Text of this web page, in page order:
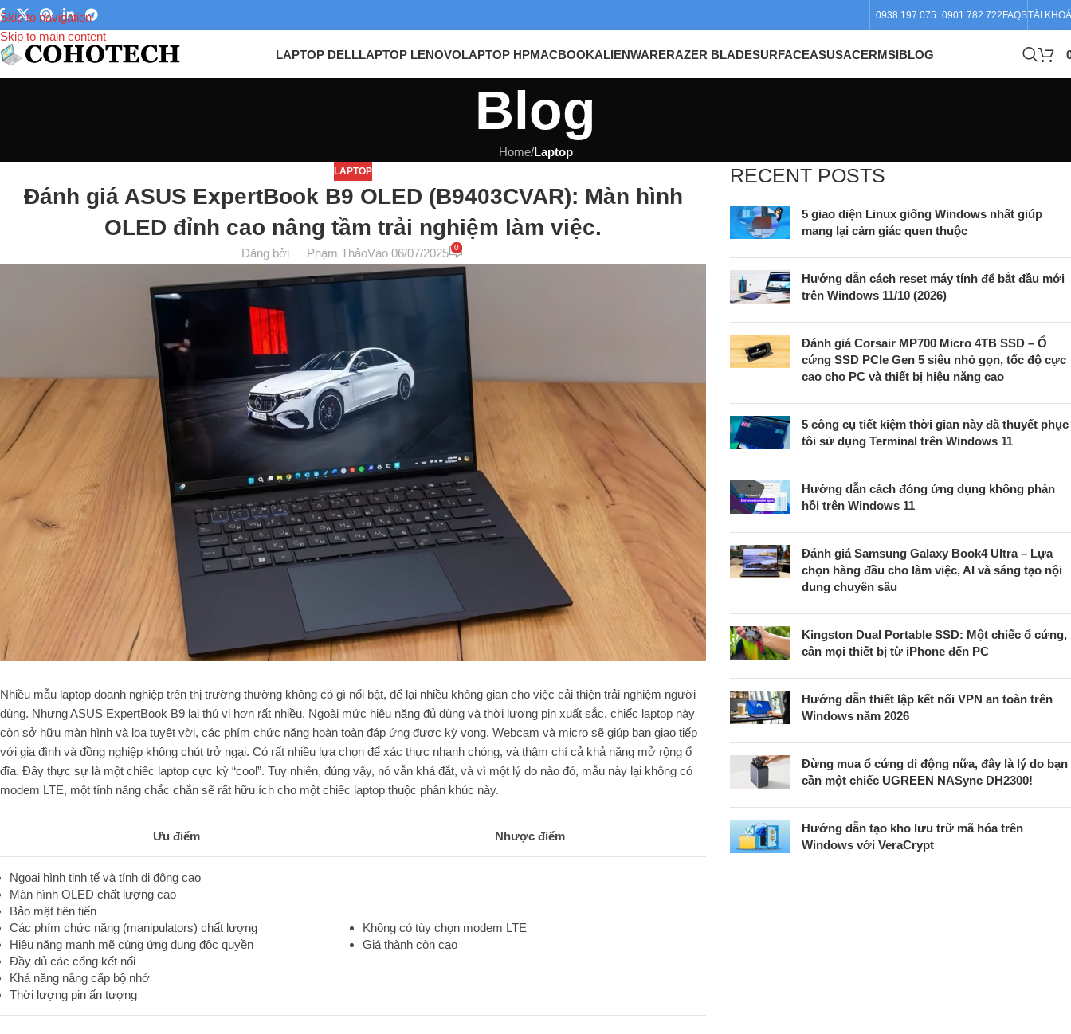
Skip to navigation
Skip to main content
0938 197 075 0901 782 722 FAQSTÀI
LAPTOP DELLLAPTOP LENOVOLAPTOP HPMACBOOKALIENWARERAZER BLADESURFACEASUSACERMSIBLOG
Blog
Home/Laptop
LAPTOP
Đánh giá ASUS ExpertBook B9 OLED (B9403CVAR): Màn hình
OLED đỉnh cao nâng tầm trải nghiệm làm việc.
Đăng bởi Phạm ThảoVào 06/07/2025 0
Nhiều mẫu laptop doanh nghiệp trên thị trường thường không có gì nổi bật, để lại nhiều không gian cho việc cải thiện trải nghiệm người
dùng. Nhưng ASUS ExpertBook B9 lại thú vị hơn rất nhiều. Ngoài mức hiệu năng đủ dùng và thời lượng pin xuất sắc, chiếc laptop này
còn sở hữu màn hình và loa tuyệt vời, các phím chức năng hoàn toàn đáp ứng được kỳ vọng. Webcam và micro sẽ giúp bạn giao tiếp
với gia đình và đồng nghiệp không chút trở ngại. Có rất nhiều lựa chọn để xác thực nhanh chóng, và thậm chí cả khả năng mở rộng ổ
đĩa. Đây thực sự là một chiếc laptop cực kỳ “cool”. Tuy nhiên, đúng vậy, nó vẫn khá đắt, và vì một lý do nào đó, mẫu này lại không có
modem LTE, một tính năng chắc chắn sẽ rất hữu ích cho một chiếc laptop thuộc phân khúc này.
Ưu điểm Nhược điểm
Ngoại hình tinh tế và tính di động cao
Màn hình OLED chất lượng cao
Bảo mật tiên tiến
Các phím chức năng (manipulators) chất lượng
Hiệu năng mạnh mẽ cùng ứng dụng độc quyền
Đầy đủ các cổng kết nối
Khả năng nâng cấp bộ nhớ
Thời lượng pin ấn tượng
Không có tùy chọn modem LTE
Giá thành còn cao
RECENT POSTS
5 giao diện Linux giống Windows nhất giúp
mang lại cảm giác quen thuộc
Hướng dẫn cách reset máy tính để bắt đầu mới
trên Windows 11/10 (2026)
Đánh giá Corsair MP700 Micro 4TB SSD – Ổ
cứng SSD PCIe Gen 5 siêu nhỏ gọn, tốc độ cực
cao cho PC và thiết bị hiệu năng cao
5 công cụ tiết kiệm thời gian này đã thuyết phục
tôi sử dụng Terminal trên Windows 11
Hướng dẫn cách đóng ứng dụng không phản
hồi trên Windows 11
Đánh giá Samsung Galaxy Book4 Ultra – Lựa
chọn hàng đầu cho làm việc, AI và sáng tạo nội
dung chuyên sâu
Kingston Dual Portable SSD: Một chiếc ổ cứng,
cân mọi thiết bị từ iPhone đến PC
Hướng dẫn thiết lập kết nối VPN an toàn trên
Windows năm 2026
Đừng mua ổ cứng di động nữa, đây là lý do bạn
cần một chiếc UGREEN NASync DH2300!
Hướng dẫn tạo kho lưu trữ mã hóa trên
Windows với VeraCrypt